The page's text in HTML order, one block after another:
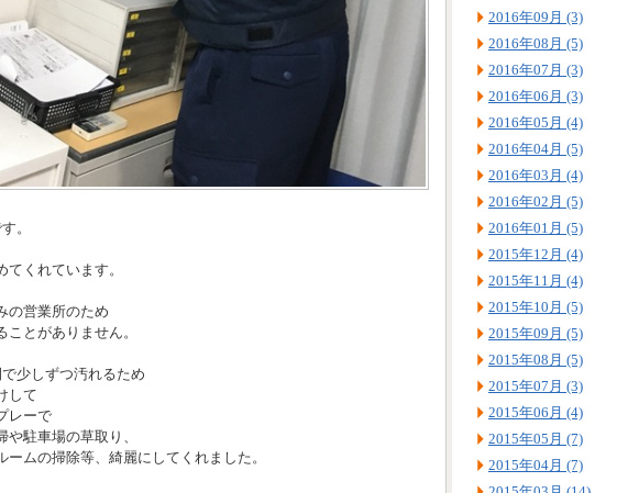
。
くれています。
の営業所のため
とがありません。
少しずつ汚れるため
して
レーで
駐車場の草取り、
ムの掃除等、綺麗にしてくれました。
2016年09月 (3)
2016年08月 (5)
2016年07月 (3)
2016年06月 (3)
2016年05月 (4)
2016年04月 (5)
2016年03月 (4)
2016年02月 (5)
2016年01月 (5)
2015年12月 (4)
2015年11月 (4)
2015年10月 (5)
2015年09月 (5)
2015年08月 (5)
2015年07月 (3)
2015年06月 (4)
2015年05月 (7)
2015年04月 (7)